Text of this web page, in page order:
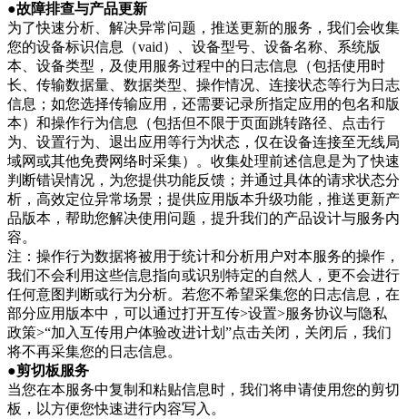
●故障排查与产品更新
为了快速分析、解决异常问题，推送更新的服务，我们会收集
您的设备标识信息（vaid）、设备型号、设备名称、系统版
本、设备类型，及使用服务过程中的日志信息（包括使用时
长、传输数据量、数据类型、操作情况、连接状态等行为日志
信息；如您选择传输应用，还需要记录所指定应用的包名和版
本）和操作行为信息（包括但不限于页面跳转路径、点击行
为、设置行为、退出应用等行为状态，仅在设备连接至无线局
域网或其他免费网络时采集）。收集处理前述信息是为了快速
判断错误情况，为您提供功能反馈；并通过具体的请求状态分
析，高效定位异常场景；提供应用版本升级功能，推送更新产
品版本，帮助您解决使用问题，提升我们的产品设计与服务内
容。
注：操作行为数据将被用于统计和分析用户对本服务的操作，
我们不会利用这些信息指向或识别特定的自然人，更不会进行
任何意图判断或行为分析。若您不希望采集您的日志信息，在
部分应用版本中，可以通过打开互传>设置>服务协议与隐私
政策>“加入互传用户体验改进计划”点击关闭，关闭后，我们
将不再采集您的日志信息。
●剪切板服务
当您在本服务中复制和粘贴信息时，我们将申请使用您的剪切
板，以方便您快速进行内容写入。